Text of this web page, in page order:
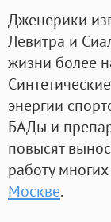
Дженерики
Левитра и
жизни более
энергии
БАДы и
повысят
работу
Москве.